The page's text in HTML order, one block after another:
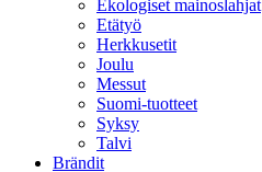
Ekologiset mainoslahjat
Etätyö
Herkkusetit
Joulu
Messut
Suomi-tuotteet
Syksy
Talvi
Brändit